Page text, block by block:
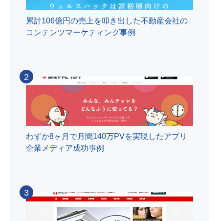
累計106億円の売上を叩き出した不動産会社の
コンテンツマーケティング事例
わずか8ヶ月で月間140万PVを実現したアプリ
企業メディア成功事例
2
3